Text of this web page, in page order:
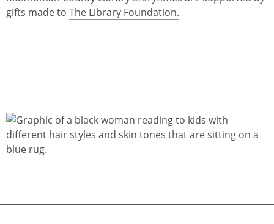
gifts made to The Library Foundation.